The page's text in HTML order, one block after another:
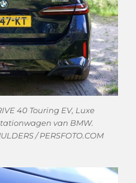
40 Touring EV, Luxe
van BMW.
/ PERSFOTO.COM